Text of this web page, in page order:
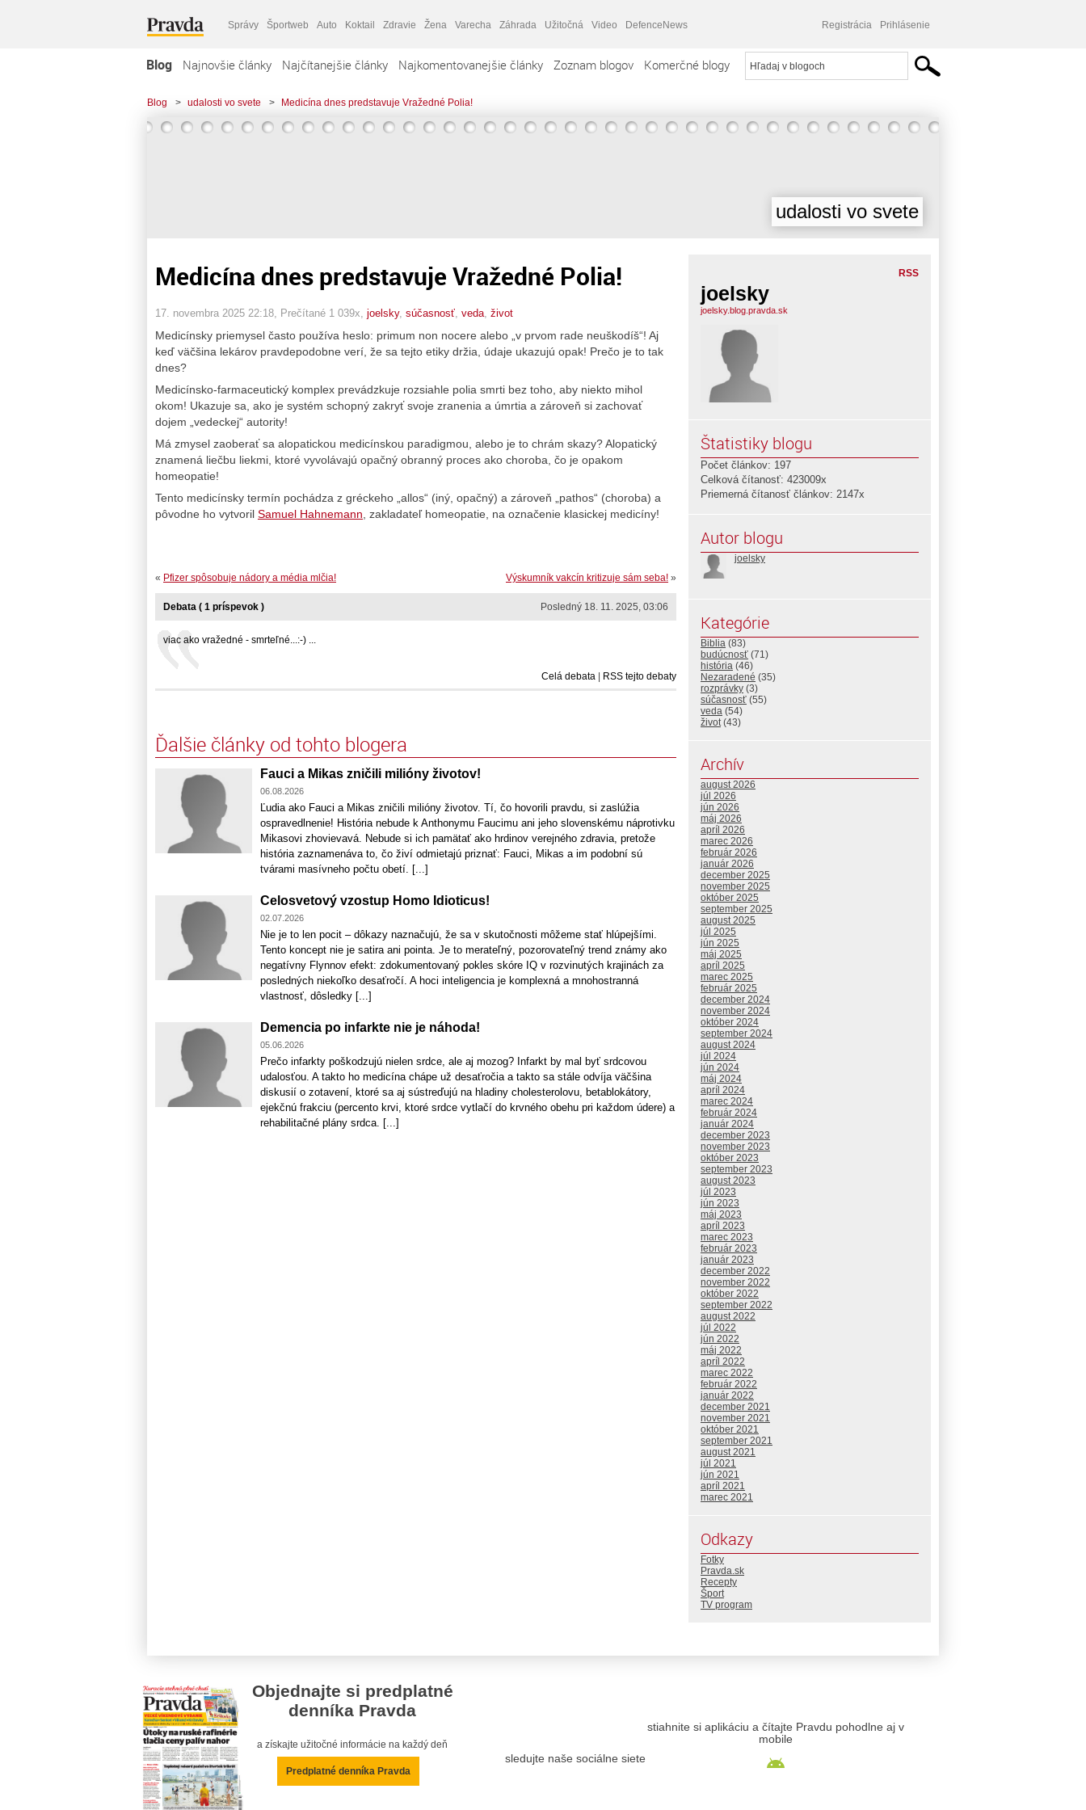
Správy Športweb Auto Koktail Zdravie Žena Varecha Záhrada Užitočná Video DefenceNews Registrácia Prihlásenie
Blog Najnovšie články Najčítanejšie články Najkomentovanejšie články Zoznam blogov Komerčné blogy
Blog > udalosti vo svete > Medicína dnes predstavuje Vražedné Polia!
udalosti vo svete
Medicína dnes predstavuje Vražedné Polia!
17. novembra 2025 22:18 , Prečítané 1 039x, joelsky, súčasnosť veda život
Medicínsky priemysel často používa heslo: primum non nocere alebo „v prvom rade neuškodíš“! Aj
keď väčšina lekárov pravdepodobne verí, že sa tejto etiky držia, údaje ukazujú opak! Prečo je to tak
dnes?
Medicínsko-farmaceutický komplex prevádzkuje rozsiahle polia smrti bez toho, aby niekto mihol
okom! Ukazuje sa, ako je systém schopný zakryť svoje zranenia a úmrtia a zároveň si zachovať
dojem „vedeckej“ autority!
Má zmysel zaoberať sa alopatickou medicínskou paradigmou, alebo je to chrám skazy? Alopatický
znamená liečbu liekmi, ktoré vyvolávajú opačný obranný proces ako choroba, čo je opakom
homeopatie!
Tento medicínsky termín pochádza z gréckeho „allos“ (iný, opačný) a zároveň „pathos“ (choroba) a
pôvodne ho vytvoril Samuel Hahnemann , zakladateľ homeopatie, na označenie klasickej medicíny!
Výskumník vakcín kritizuje sám seba! »
« Pfizer spôsobuje nádory a média mlčia!
Posledný 18. 11. 2025, 03:06
Debata ( 1 príspevok )
viac ako vražedné - smrteľné...:-) ...
Celá debata RSS tejto debaty
Ďalšie články od tohto blogera
Fauci a Mikas zničili milióny životov!
06.08.2026
Ľudia ako Fauci a Mikas zničili milióny životov. Tí, čo hovorili pravdu, si zaslúžia
ospravedlnenie! História nebude k Anthonymu Faucimu ani jeho slovenskému náprotivku
Mikasovi zhovievavá. Nebude si ich pamätať ako hrdinov verejného zdravia, pretože
história zaznamenáva to, čo živí odmietajú priznať: Fauci, Mikas a im podobní sú
tvárami masívneho počtu obetí. [...]
Celosvetový vzostup Homo Idioticus!
02.07.2026
Nie je to len pocit – dôkazy naznačujú, že sa v skutočnosti môžeme stať hlúpejšími.
Tento koncept nie je satira ani pointa. Je to merateľný, pozorovateľný trend známy ako
negatívny Flynnov efekt: zdokumentovaný pokles skóre IQ v rozvinutých krajinách za
posledných niekoľko desaťročí. A hoci inteligencia je komplexná a mnohostranná
vlastnosť, dôsledky [...]
Demencia po infarkte nie je náhoda!
05.06.2026
Prečo infarkty poškodzujú nielen srdce, ale aj mozog? Infarkt by mal byť srdcovou
udalosťou. A takto ho medicína chápe už desaťročia a takto sa stále odvíja väčšina
diskusií o zotavení, ktoré sa aj sústreďujú na hladiny cholesterolovu, betablokátory,
ejekčnú frakciu (percento krvi, ktoré srdce vytlačí do krvného obehu pri každom údere) a
rehabilitačné plány srdca. [...]
RSS
joelsky
joelsky.blog.pravda.sk
Štatistiky blogu
Počet článkov: 197
Celková čítanosť: 423009x
Priemerná čítanosť článkov: 2147x
Autor blogu
joelsky
Kategórie
Biblia (83)
budúcnosť (71)
história (46)
Nezaradené (35)
rozprávky (3)
súčasnosť (55)
veda (54)
život(43)
Archív
august 2026
júl 2026
jún 2026
máj 2026
apríl 2026
marec 2026
február 2026
január 2026
december 2025
november 2025
október 2025
september 2025
august 2025
júl 2025
jún 2025
máj 2025
apríl 2025
marec 2025
február 2025
december 2024
november 2024
október 2024
september 2024
august 2024
júl 2024
jún 2024
máj 2024
apríl 2024
marec 2024
február 2024
január 2024
december 2023
november 2023
október 2023
september 2023
august 2023
júl 2023
jún 2023
máj 2023
apríl 2023
marec 2023
február 2023
január 2023
december 2022
november 2022
október 2022
september 2022
august 2022
júl 2022
jún 2022
máj 2022
apríl 2022
marec 2022
február 2022
január 2022
december 2021
november 2021
október 2021
september 2021
august 2021
júl 2021
jún 2021
apríl 2021
marec 2021
Odkazy
Fotky
Pravda.sk
Recepty
Šport
TV program
Objednajte si predplatné
denníka Pravda
a získajte užitočné informácie na každý deň
Predplatné denníka Pravda
sledujte naše sociálne siete
stiahnite si aplikáciu a čítajte Pravdu pohodlne aj v
mobile